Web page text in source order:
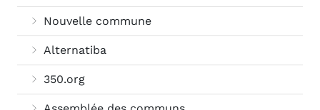
Nouvelle commune
Alternatiba
350.org